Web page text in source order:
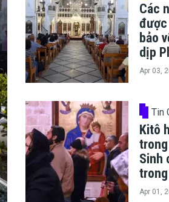
Các
bảo
dịp
Apr 03,
Tin
Kitô
Sinh
Apr 01,